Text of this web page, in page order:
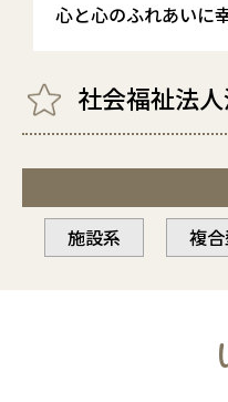
心と心のふれあいに
社会福祉法
施設系 複